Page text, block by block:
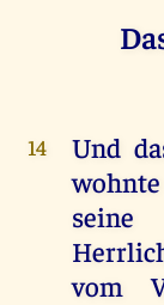
14 Und
wohnte
seine
vom